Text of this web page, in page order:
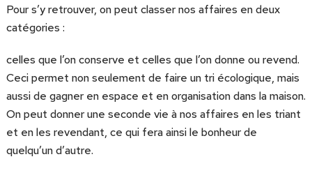
Pour s’y retrouver, on peut classer nos affaires en deux
catégories :
celles que l’on conserve et celles que l’on donne ou revend.
Ceci permet non seulement de faire un tri écologique, mais
aussi de gagner en espace et en organisation dans la maison.
On peut donner une seconde vie à nos affaires en les triant
et en les revendant, ce qui fera ainsi le bonheur de
quelqu’un d’autre.